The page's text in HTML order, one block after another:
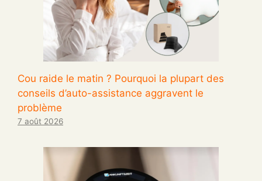
Cou raide le matin ? Pourquoi la plupart des
conseils d’auto-assistance aggravent le
problème
7 août 2026